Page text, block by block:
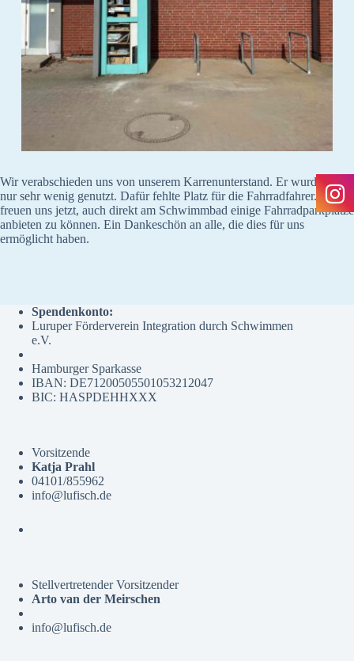
Wir verabschieden uns von unserem Karrenunterstand. Er wurde leider
nur sehr wenig genutzt. Dafür fehlte Platz für die Fahrradfahrer. Wir
freuen uns jetzt, auch direkt am Schwimmbad einige Fahrradparkplätze
anbieten zu können. Ein Dankeschön an alle, die dies für uns
ermöglicht haben.
Spendenkonto:
Luruper Förderverein Integration durch Schwimmen
e.V.
Hamburger Sparkasse
IBAN: DE71200505501053212047
BIC: HASPDEHHXXX
Vorsitzende
Katja Prahl
04101/855962
info@lufisch.de
Stellvertretender Vorsitzender
Arto van der Meirschen
info@lufisch.de